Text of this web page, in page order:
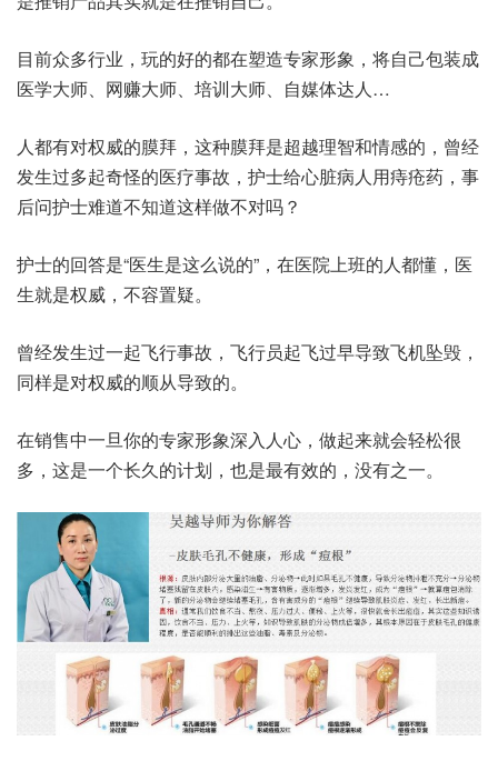
目前众多行业，玩的好的都在塑造专家形象，将自己包装成
医学大师、网赚大师、培训大师、自媒体达人…
人都有对权威的膜拜，这种膜拜是超越理智和情感的，曾经
发生过多起奇怪的医疗事故，护士给心脏病人用痔疮药，事
后问护士难道不知道这样做不对吗？
护士的回答是“医生是这么说的”，在医院上班的人都懂，医
生就是权威，不容置疑。
曾经发生过一起飞行事故，飞行员起飞过早导致飞机坠毁，
同样是对权威的顺从导致的。
在销售中一旦你的专家形象深入人心，做起来就会轻松很
多，这是一个长久的计划，也是最有效的，没有之一。